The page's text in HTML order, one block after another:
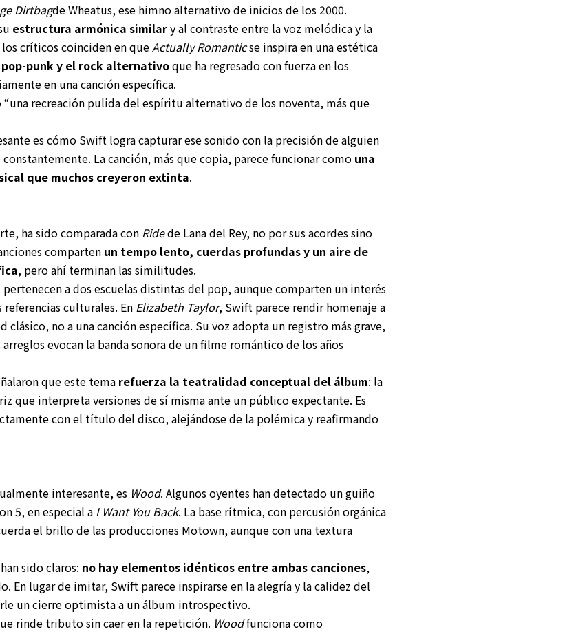
Dirtbagde Wheatus, ese himno alternativo de inicios de los 2000.
estructura armónica similary al contraste entre la voz melódica y la
críticos coinciden en queActually Romanticse inspira en una estética
punk y el rock alternativoque ha regresado con fuerza en los
en una canción específica.
recreación pulida del espíritu alternativo de los noventa, más que
es cómo Swift logra capturar ese sonido con la precisión de alguien
La canción, más que copia, parece funcionar como una
que muchos creyeron extinta.
ha sido comparada con Ridede Lana del Rey, no por sus acordes sino
comparten un tempo lento, cuerdas profundas y un aire de
, pero ahí terminan las similitudes.
pertenecen a dos escuelas distintas del pop, aunque comparten un interés
culturales. En Elizabeth Taylor, Swift parece rendir homenaje a
clásico, no a una canción específica. Su voz adopta un registro más grave,
evocan la banda sonora de un filme romántico de los años
que este tema refuerza la teatralidad conceptual del álbum: la
que interpreta versiones de sí misma ante un público expectante. Es
con el título del disco, alejándose de la polémica y reafirmando
interesante, es Wood. Algunos oyentes han detectado un guiño
5, en especial a I Want You Back. La base rítmica, con percusión orgánica
el brillo de las producciones Motown, aunque con una textura
sido claros: no hay elementos idénticos entre ambas canciones,
En lugar de imitar, Swift parece inspirarse en la alegría y la calidez del
un cierre optimista a un álbum introspectivo.
rinde tributo sin caer en la repetición. Woodfunciona como